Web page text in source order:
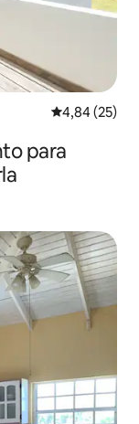
4,84 de uma
4,84 (25)
para